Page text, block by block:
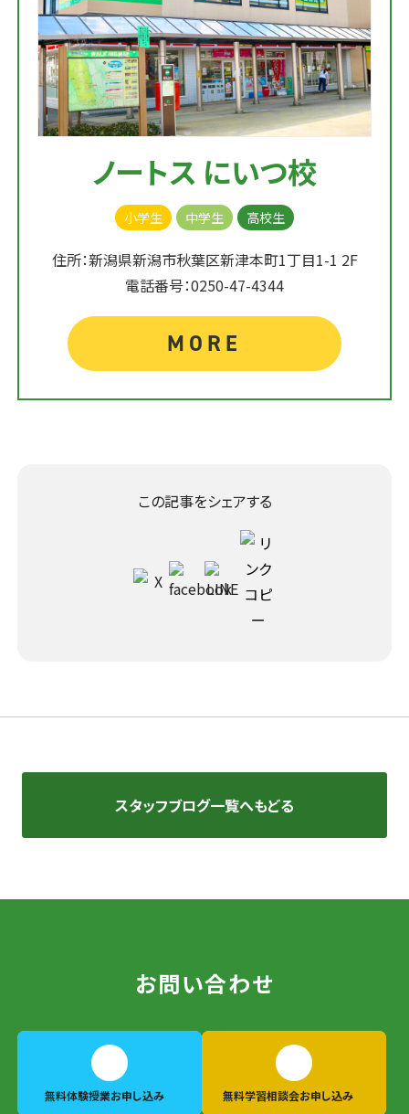
ノートス にいつ校
小学生 中学生 高校生
住所：新潟県新潟市秋葉区新津本町1丁目1-1 2F
電話番号：0250-47-4344
MORE
この記事をシェアする
スタッフブログ一覧へもどる
お問い合わせ
無料体験授業お申し込み 無料学習相談会お申し込み